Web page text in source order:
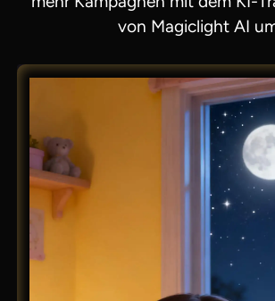
von Magiclight AI